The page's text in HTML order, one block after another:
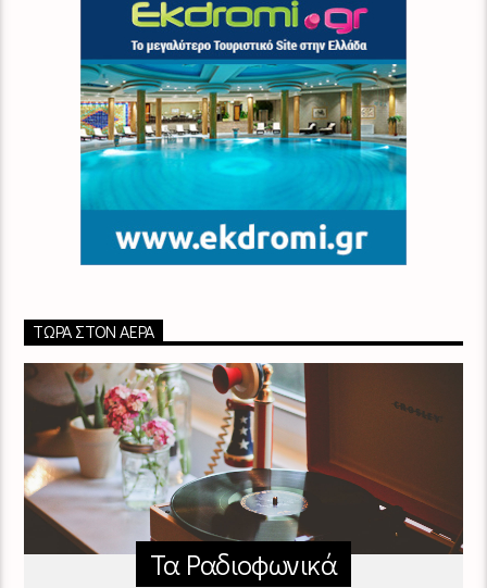
ΤΏΡΑ ΣΤΟΝ ΑΈΡΑ
Τα Ραδιοφωνικά